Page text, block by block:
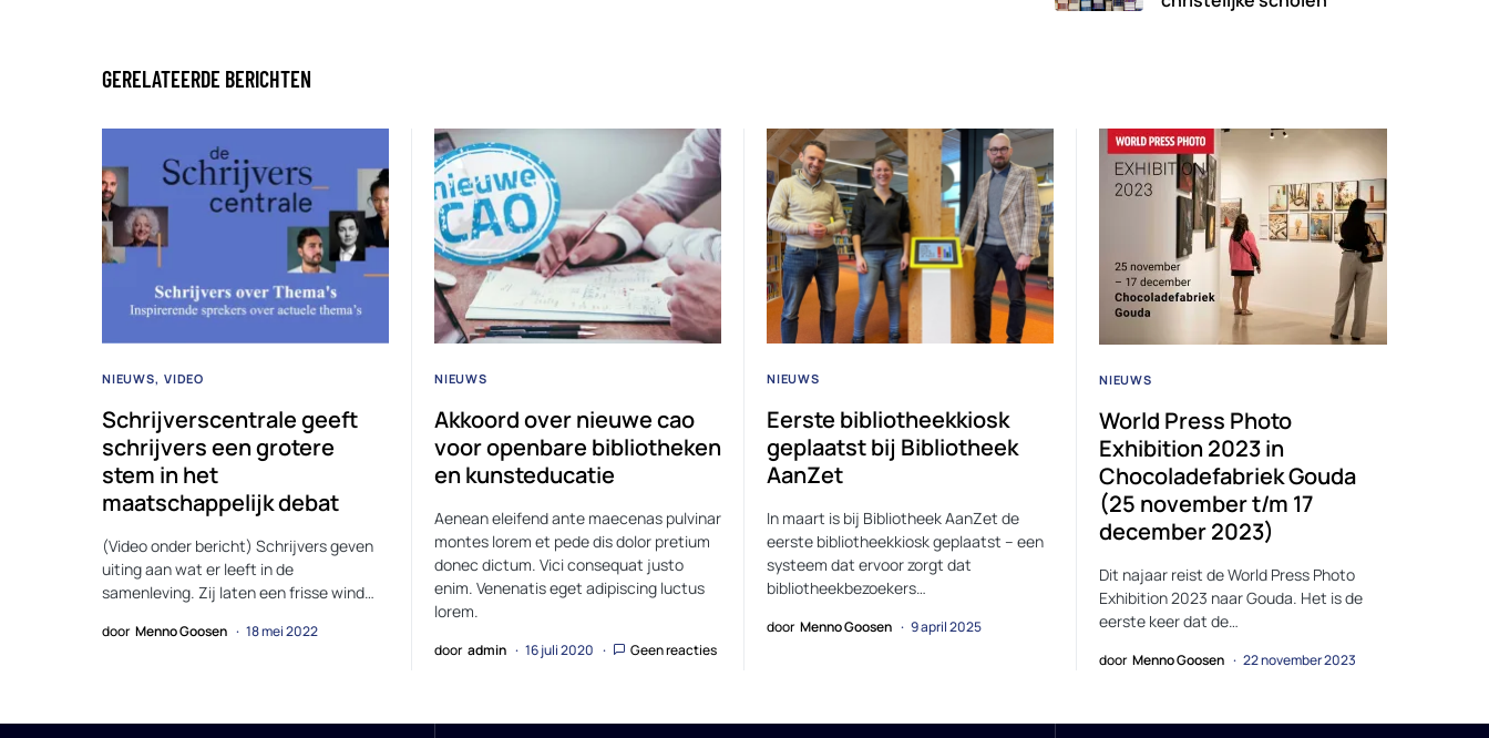
GERELATEERDE BERICHTEN
NIEUWS VIDEO
Schrijverscentrale geeft
schrijvers een grotere
stem in het
maatschappelijk debat
(Video onder bericht) Schrijvers geven
uiting aan wat er leeft in de
samenleving. Zij laten een frisse wind…
door Menno Goosen 18 mei 2022
NIEUWS
Akkoord over nieuwe cao
voor openbare bibliotheken
en kunsteducatie
Aenean eleifend ante maecenas pulvinar
montes lorem et pede dis dolor pretium
donec dictum. Vici consequat justo
enim. Venenatis eget adipiscing luctus
lorem.
door admin 16 juli 2020 Geen reacties
NIEUWS
Eerste bibliotheekkiosk
geplaatst bij Bibliotheek
AanZet
In maart is bij Bibliotheek AanZet de
eerste bibliotheekkiosk geplaatst – een
systeem dat ervoor zorgt dat
bibliotheekbezoekers…
door Menno Goosen 9 april 2025
NIEUWS
World Press Photo
Exhibition 2023 in
Chocoladefabriek Gouda
(25 november t/m 17
december 2023)
Dit najaar reist de World Press Photo
Exhibition 2023 naar Gouda. Het is de
eerste keer dat de…
door Menno Goosen 22 november 2023